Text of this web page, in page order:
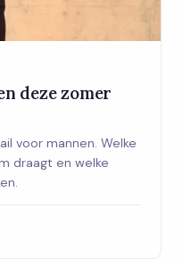
deze zomer
voor mannen. Welke
draagt en welke